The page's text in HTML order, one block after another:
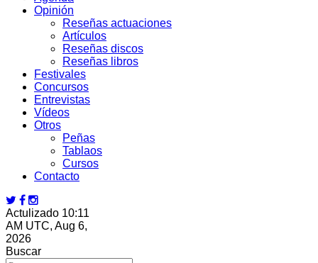
Opinión
Reseñas actuaciones
Artículos
Reseñas discos
Reseñas libros
Festivales
Concursos
Entrevistas
Vídeos
Otros
Peñas
Tablaos
Cursos
Contacto
Actulizado 10:11
AM UTC, Aug 6,
2026
Buscar